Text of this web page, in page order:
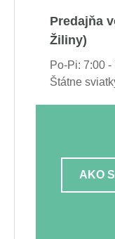
Predajňa
Žiliny)
Po-Pi: 7:00
Štátne
AKO